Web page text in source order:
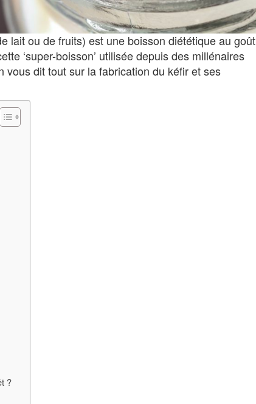
lait ou de fruits) est une boisson diététique au goût
‘super-boisson’ utilisée depuis des millénaires
dit tout sur la fabrication du kéfir et ses
?